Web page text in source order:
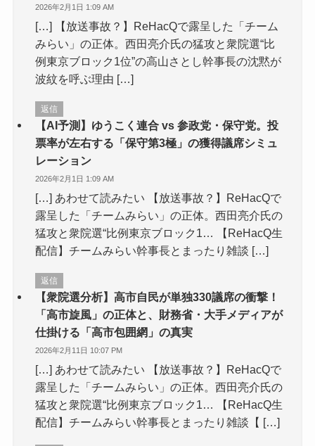
2026年2月1日 1:09 AM
[…] 【放送事故？】ReHacQで露呈した「チーム
みらい」の正体。西田亮介氏の猛攻と衆院選“比
例東京ブロック1位”の高山さとし幹事長の沈黙が
波紋を呼ぶ理由 […]
返信
【AI予測】ゆうこく連合 vs 参政党・保守党。投
票率が左右する「保守第3極」の獲得議席シミュ
レーション
2026年2月1日 1:09 AM
[…] あわせて読みたい 【放送事故？】ReHacQで
露呈した「チームみらい」の正体。西田亮介氏の
猛攻と衆院選“比例東京ブロック1… 【ReHacQ生
配信】チームみらい幹事長とまったり雑談 […]
返信
【衆院選分析】高市自民が単独330議席の衝撃！
「高市旋風」の正体と、財務省・大手メディアが
仕掛ける「高市包囲網」の真実
2026年2月11日 10:07 PM
[…] あわせて読みたい 【放送事故？】ReHacQで
露呈した「チームみらい」の正体。西田亮介氏の
猛攻と衆院選“比例東京ブロック1… 【ReHacQ生
配信】チームみらい幹事長とまったり雑談【 […]